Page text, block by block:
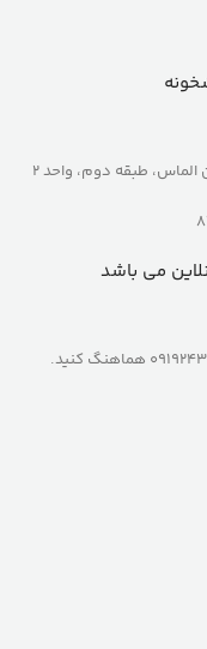
الماس، طبقه دوم، واحد 2
می باشد